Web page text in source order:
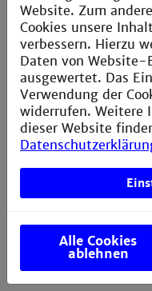
Was kann ich
vorstellen, zu
meiner
eingeladen
Muss ich im
Jugendarbeit
Studiums
Studienplatz
Website. Zum
Cookies unsere
verbessern. Hierzu
Daten von Website-
ausgewertet. Das
Verwendung der
widerrufen. Weitere
dieser Website
Alle Cookies
ablehnen